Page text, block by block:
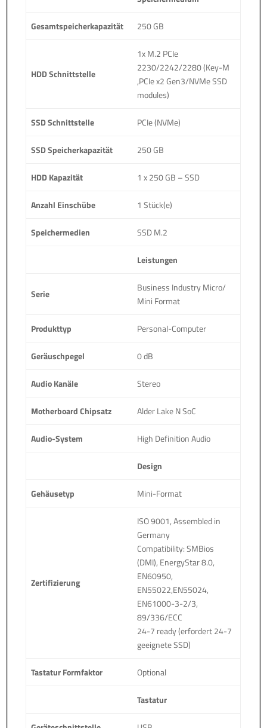
Gesamtspeicherkapazität 250 GB
HDD Schnittstelle
1x M.2 PCIe
2230/2242/2280 (Key-M
,PCIe x2 Gen3/NVMe SSD
modules)
SSD Schnittstelle PCIe (NVMe)
SSD Speicherkapazität 250 GB
HDD Kapazität 1 x 250 GB – SSD
Anzahl Einschübe 1 Stück(e)
Speichermedien SSD M.2
Leistungen
Serie
Business Industry Micro/
Mini Format
Produkttyp Personal-Computer
Geräuschpegel 0 dB
Audio Kanäle Stereo
Motherboard Chipsatz Alder Lake N SoC
Audio-System High Definition Audio
Design
Gehäusetyp Mini-Format
Zertifizierung
ISO 9001, Assembled in
Germany
Compatibility: SMBios
(DMI), EnergyStar 8.0,
EN60950,
EN55022,EN55024,
EN61000-3-2/3,
89/336/ECC
24-7 ready (erfordert 24-7
geeignete SSD)
Tastatur Formfaktor Optional
Tastatur